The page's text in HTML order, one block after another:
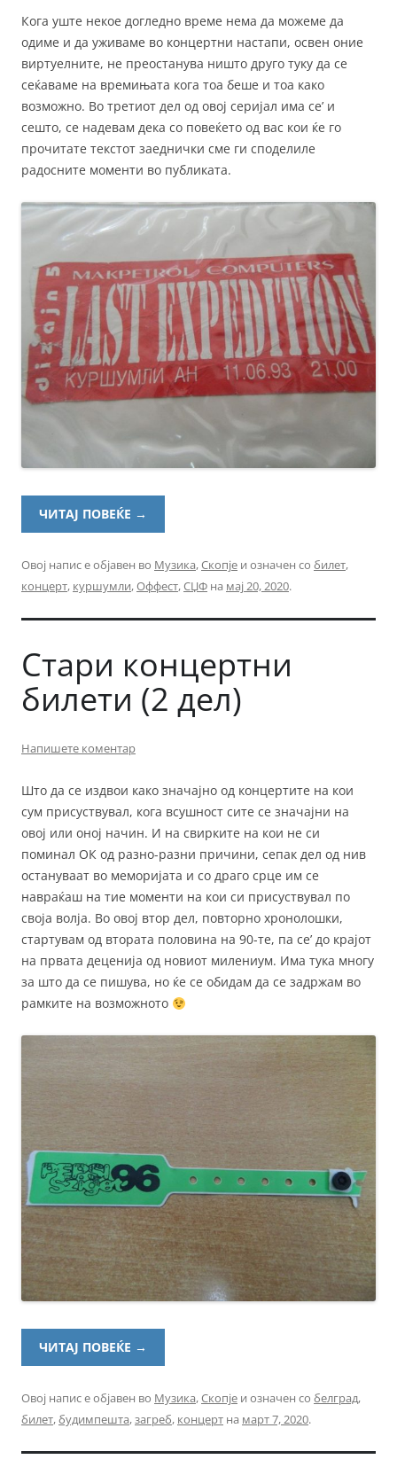
Кога уште некое догледно време нема да можеме да
одиме и да уживаме во концертни настапи, освен оние
виртуелните, не преостанува ништо друго туку да се
сеќаваме на времињата кога тоа беше и тоа како
возможно. Во третиот дел од овој серијал има се’ и
сешто, се надевам дека со повеќето од вас кои ќе го
прочитате текстот заеднички сме ги споделиле
радосните моменти во публиката.
ЧИТАЈ ПОВЕЌЕ →
Овој напис е објавен во Музика,Скопје и означен со билет,
концерт, куршумли,Оффест,СЏФ на мај 20, 2020.
Стари концертни
билети (2 дел)
Напишете коментар
Што да се издвои како значајно од концертите на кои
сум присуствувал, кога всушност сите се значајни на
овој или оној начин. И на свирките на кои не си
поминал ОК од разно-разни причини, сепак дел од нив
остануваат во меморијата и со драго срце им се
навраќаш на тие моменти на кои си присуствувал по
своја волја. Во овој втор дел, повторно хронолошки,
стартувам од втората половина на 90-те, па се’ до крајот
на првата деценија од новиот милениум. Има тука многу
за што да се пишува, но ќе се обидам да се задржам во
рамките на возможното
ЧИТАЈ ПОВЕЌЕ →
Овој напис е објавен во Музика,Скопје и означен со белград,
билет,будимпешта,загреб, концерт на март 7, 2020.